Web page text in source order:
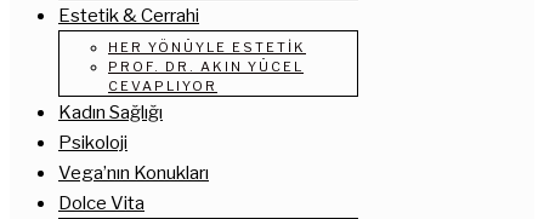
Estetik & Cerrahi
HER YÖNÜYLE ESTETIK
PROF. DR. AKIN YÜCEL
CEVAPLIYOR
Kadın Sağlığı
Psikoloji
Vega’nın Konukları
Dolce Vita